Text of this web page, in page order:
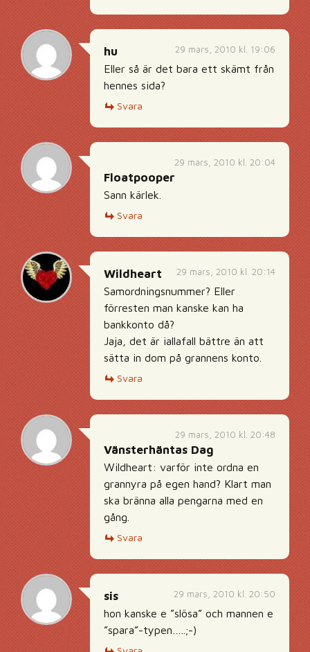
29 mars, 2010 kl. 19:06
hu
Eller så är det bara ett skämt från
hennes sida?
Svara
29 mars, 2010 kl. 20:04
Floatpooper
Sann kärlek.
Svara
29 mars, 2010 kl. 20:14
Wildheart
Samordningsnummer? Eller
förresten man kanske kan ha
bankkonto då?
Jaja, det är iallafall bättre än att
sätta in dom på grannens konto.
Svara
29 mars, 2010 kl. 20:48
Vänsterhäntas Dag
Wildheart: varför inte ordna en
grannyra på egen hand? Klart man
ska bränna alla pengarna med en
gång.
Svara
29 mars, 2010 kl. 20:50
sis
hon kanske e ”slösa” och mannen e
”spara”-typen…..;-)